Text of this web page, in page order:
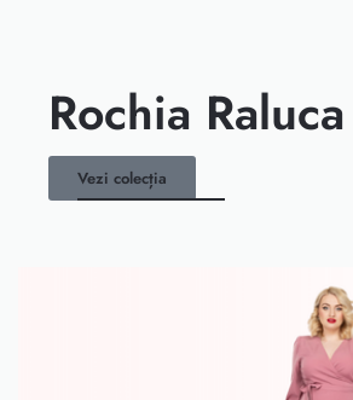
Rochia Raluca
Vezi colecția